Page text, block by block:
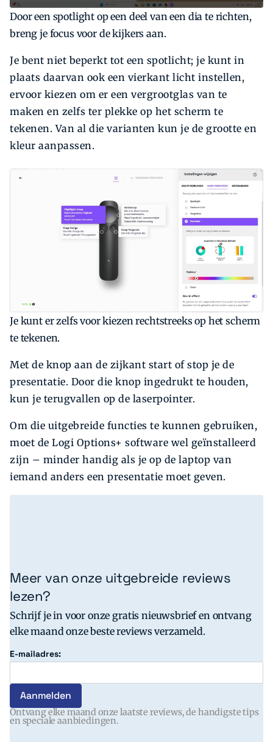
Door een spotlight op een deel van een dia te richten,
breng je focus voor de kijkers aan.
Je bent niet beperkt tot een spotlicht; je kunt in
plaats daarvan ook een vierkant licht instellen,
ervoor kiezen om er een vergrootglas van te
maken en zelfs ter plekke op het scherm te
tekenen. Van al die varianten kun je de grootte en
kleur aanpassen.
Je kunt er zelfs voor kiezen rechtstreeks op het scherm
te tekenen.
Met de knop aan de zijkant start of stop je de
presentatie. Door die knop ingedrukt te houden,
kun je terugvallen op de laserpointer.
Om die uitgebreide functies te kunnen gebruiken,
moet de Logi Options+ software wel geïnstalleerd
zijn – minder handig als je op de laptop van
iemand anders een presentatie moet geven.
Meer van onze uitgebreide reviews
lezen?
Schrijf je in voor onze gratis nieuwsbrief en ontvang
elke maand onze beste reviews verzameld.
E-mailadres:
Ontvang elke maand onze laatste reviews, de handigste tips
en speciale aanbiedingen.